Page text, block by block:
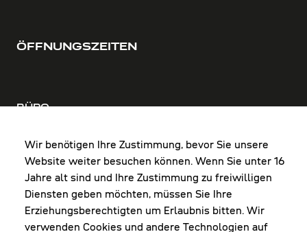
Wir benötigen Ihre Zustimmung, bevor Sie unsere
Website weiter besuchen können. Wenn Sie unter 16
Jahre alt sind und Ihre Zustimmung zu freiwilligen
Diensten geben möchten, müssen Sie Ihre
Erziehungsberechtigten um Erlaubnis bitten. Wir
verwenden Cookies und andere Technologien auf
ÖFFNUNGSZEITEN
BÜRO
FR: 8:00-12:00 & 13:00-16:00 Uhr
Shop Diepoldsau
MO-Do: 8:00-12:00 & 13:00-17:30 Uhr
Fr: 8:00-16:00 Uhr
1. Samstag im Monat: 9:00-16:00 Uhr